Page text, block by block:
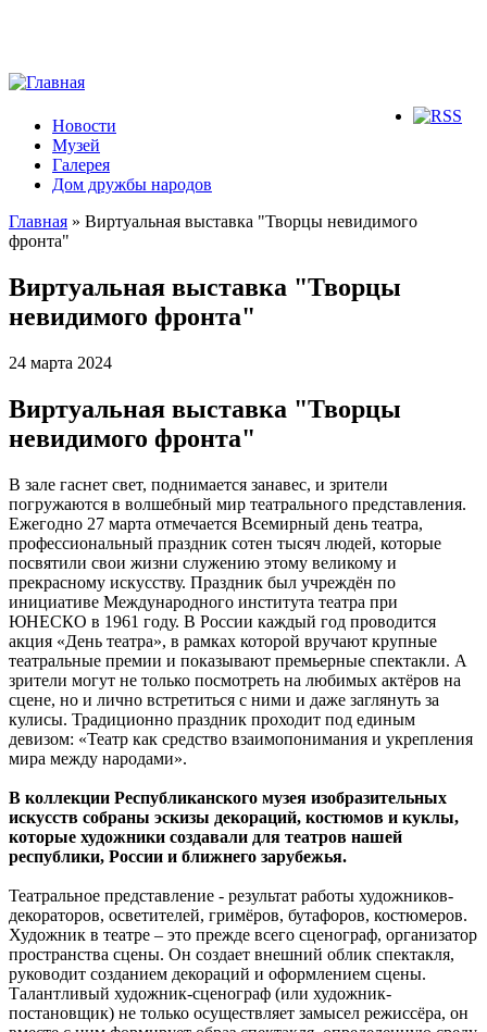
Новости
Музей
Галерея
Дом дружбы народов
Вы здесь
Главная » Виртуальная выставка "Творцы невидимого
фронта"
Виртуальная выставка "Творцы
невидимого фронта"
24 марта 2024
Виртуальная выставка "Творцы
невидимого фронта"
В зале гаснет свет, поднимается занавес, и зрители
погружаются в волшебный мир театрального представления.
Ежегодно 27 марта отмечается Всемирный день театра,
профессиональный праздник сотен тысяч людей, которые
посвятили свои жизни служению этому великому и
прекрасному искусству. Праздник был учреждён по
инициативе Международного института театра при
ЮНЕСКО в 1961 году. В России каждый год проводится
акция «День театра», в рамках которой вручают крупные
театральные премии и показывают премьерные спектакли. А
зрители могут не только посмотреть на любимых актёров на
сцене, но и лично встретиться с ними и даже заглянуть за
кулисы. Традиционно праздник проходит под единым
девизом: «Театр как средство взаимопонимания и укрепления
мира между народами».
В коллекции Республиканского музея изобразительных
искусств собраны эскизы декораций, костюмов и куклы,
которые художники создавали для театров нашей
республики, России и ближнего зарубежья.
Театральное представление - результат работы художников-
декораторов, осветителей, гримёров, бутафоров, костюмеров.
Художник в театре – это прежде всего сценограф, организатор
пространства сцены. Он создает внешний облик спектакля,
руководит созданием декораций и оформлением сцены.
Талантливый художник-сценограф (или художник-
постановщик) не только осуществляет замысел режиссёра, он